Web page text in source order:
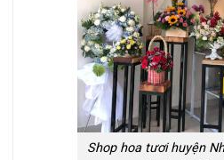
Shop hoa tươi huyện